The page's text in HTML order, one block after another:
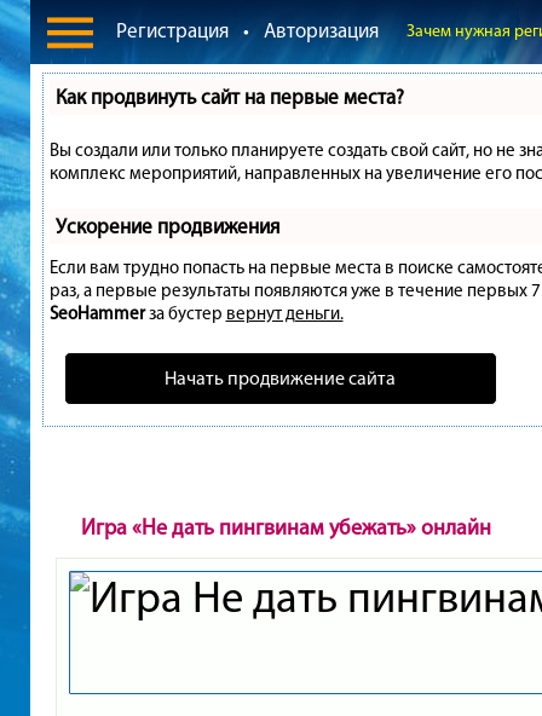
Регистрация • Авторизация Зачем нужная
Как продвинуть сайт на первые места?
Вы создали или только планируете создать свой сайт, но не
комплекс мероприятий, направленных на увеличение его
Ускорение продвижения
Если вам трудно попасть на первые места в поиске
раз, а первые результаты появляются уже в течение первых
SeoHammerза бустер вернут деньги.
Начать продвижение сайта
Игра «Не дать пингвинам убежать» онлайн